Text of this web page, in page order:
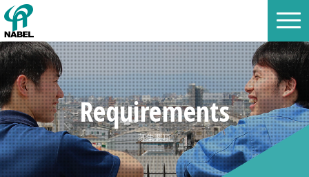
Requirements
募集要項